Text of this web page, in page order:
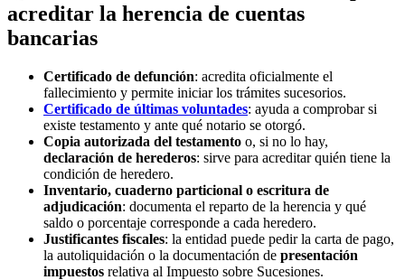
acreditar la herencia de cuentas
bancarias
Certificado de defunción: acredita oficialmente el
fallecimiento y permite iniciar los trámites sucesorios.
Certificado de últimas voluntades: ayuda a comprobar si
existe testamento y ante qué notario se otorgó.
Copia autorizada del testamento o, si no lo hay,
declaración de herederos: sirve para acreditar quién tiene la
condición de heredero.
Inventario, cuaderno particional o escritura de
adjudicación: documenta el reparto de la herencia y qué
saldo o porcentaje corresponde a cada heredero.
Justificantes fiscales: la entidad puede pedir la carta de pago,
la autoliquidación o la documentación de presentación
impuestos relativa al Impuesto sobre Sucesiones.